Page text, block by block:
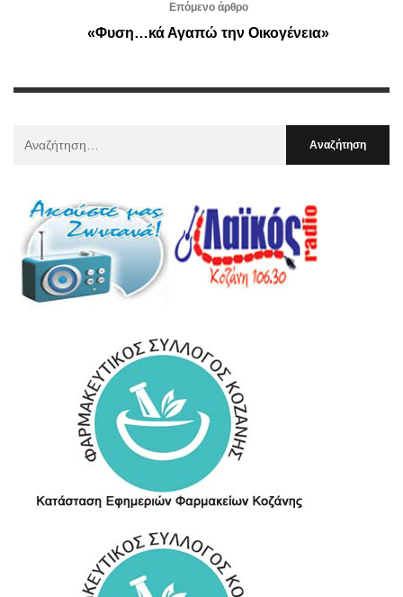
Επόμενο άρθρο
«Φυση…κά Αγαπώ την Οικογένεια»